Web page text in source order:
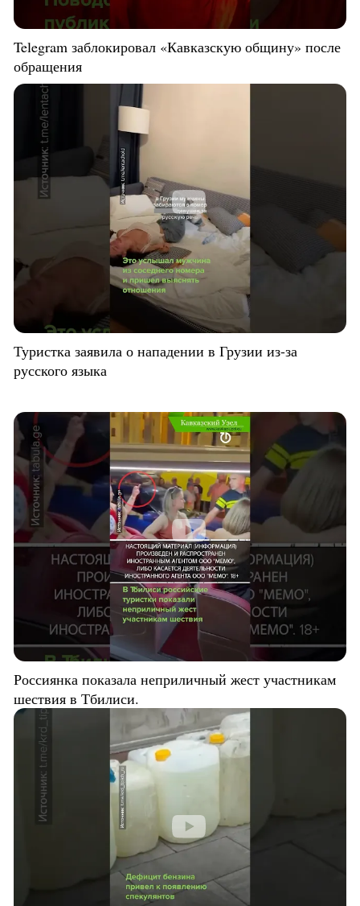
Telegram заблокировал «Кавказскую общину» после
обращения
Туристка заявила о нападении в Грузии из-за
русского языка
Россиянка показала неприличный жест участникам
шествия в Тбилиси.